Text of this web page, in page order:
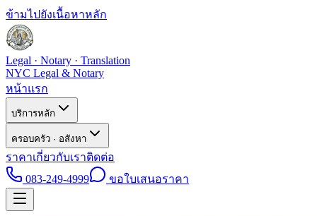
ข้ามไปยังเนื้อหาหลัก
Legal · Notary · Translation
NYC Legal & Notary
หน้าแรก
บริการหลัก
ครอบครัว · อสังหา
ราคาเกี่ยวกับเราติดต่อ
083-249-4999
ขอใบเสนอราคา